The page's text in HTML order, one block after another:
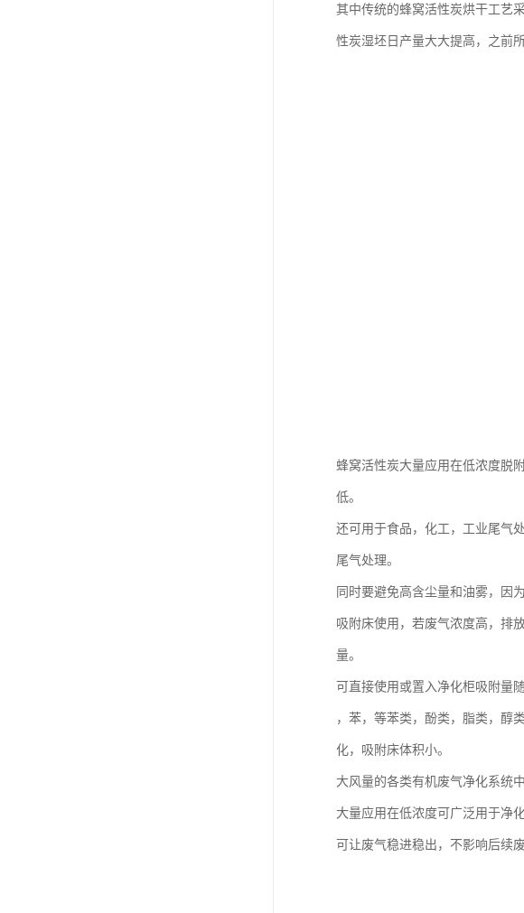
其中传统的蜂窝活性炭烘干工艺
性炭湿坯日产量大大提高，之前
蜂窝活性炭大量应用在低浓度脱
低。
还可用于食品，化工，工业尾气
尾气处理。
同时要避免高含尘量和油雾，因
吸附床使用，若废气浓度高，排
量。
可直接使用或置入净化柜吸附量
，苯，等苯类，酚类，脂类，醇
化，吸附床体积小。
大风量的各类有机废气净化系统
大量应用在低浓度可广泛用于净
可让废气稳进稳出，不影响后续